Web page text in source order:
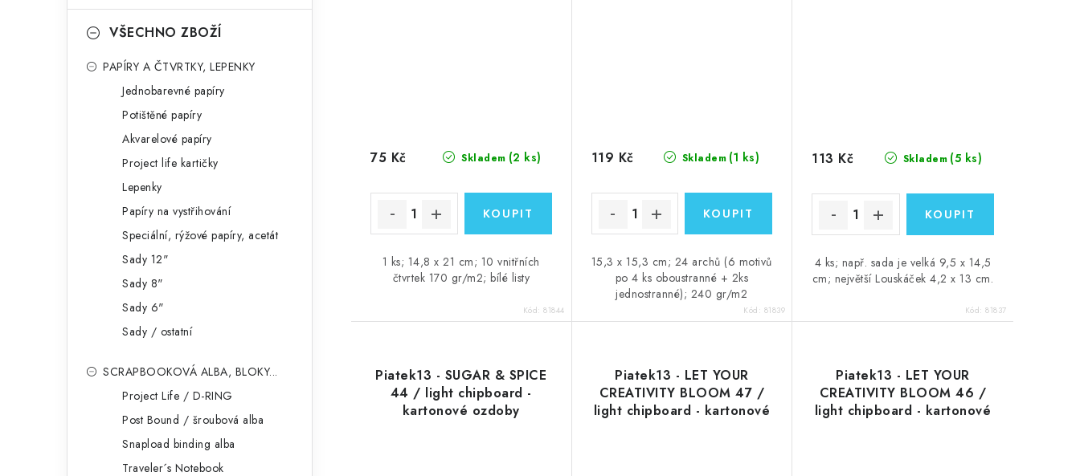
VŠECHNO ZBOŽÍ
PAPÍRY A ČTVRTKY, LEPENKY
Jednobarevné papíry
Potištěné papíry
Akvarelové papíry
Project life kartičky
Lepenky
Papíry na vystřihování
Speciální, rýžové papíry, acetát
Sady 12"
Sady 8"
Sady 6"
Sady / ostatní
SCRAPBOOKOVÁ ALBA, BLOKY...
Project Life / D-RING
Post Bound / šroubová alba
Snapload binding alba
Traveler´s Notebook
Skladem (2 ks)
75 Kč
1 ks; 14,8 x 21 cm; 10 vnitřních
čtvrtek 170 gr/m2; bílé listy
Kód:81844
Skladem (1 ks)
119 Kč
15,3 x 15,3 cm; 24 archů (6 motivů
po 4 ks oboustranné + 2ks
jednostranné); 240 gr/m2
Kód: 81839
Skladem (5 ks)
113 Kč
4 ks; např. sada je velká 9,5 x 14,5
cm; největší Louskáček 4,2 x 13 cm.
Kód:81837
Piatek13 - SUGAR & SPICE
44 / light chipboard -
kartonové ozdoby
Piatek13 - LET YOUR
CREATIVITY BLOOM 47 /
light chipboard - kartonové
Piatek13 - LET YOUR
CREATIVITY BLOOM 46 /
light chipboard - kartonové